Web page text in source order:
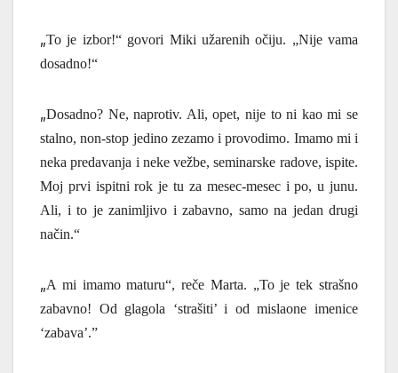
„To je izbor!“ govori Miki užarenih očiju. „Nije vama
dosadno!“
„Dosadno? Ne, naprotiv. Ali, opet, nije to ni kao mi se
stalno, non-stop jedino zezamo i provodimo. Imamo mi i
neka predavanja i neke vežbe, seminarske radove, ispite.
Moj prvi ispitni rok je tu za mesec-mesec i po, u junu.
Ali, i to je zanimljivo i zabavno, samo na jedan drugi
način.“
„A mi imamo maturu“,reče Marta. „To je tek strašno
zabavno! Od glagola ‘strašiti’ i od mislaone imenice
‘zabava’.”